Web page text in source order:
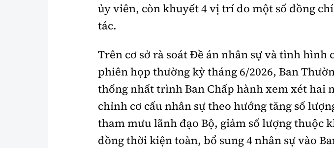
ủy viên, còn khuyết 4 vị trí do một số đồng
tác.
Trên cơ sở rà soát Đề án nhân sự và tình hình
phiên họp thường kỳ tháng 6/2026, Ban
thống nhất trình Ban Chấp hành xem xét hai
chỉnh cơ cấu nhân sự theo hướng tăng số
tham mưu lãnh đạo Bộ, giảm số lượng thuộc
đồng thời kiện toàn, bổ sung 4 nhân sự vào